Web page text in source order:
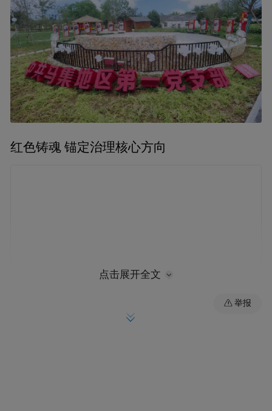
红色铸魂 锚定治理核心方向
泥桥村以“一颗红心跟党走”为总内核，把红
点击展开全文
举报